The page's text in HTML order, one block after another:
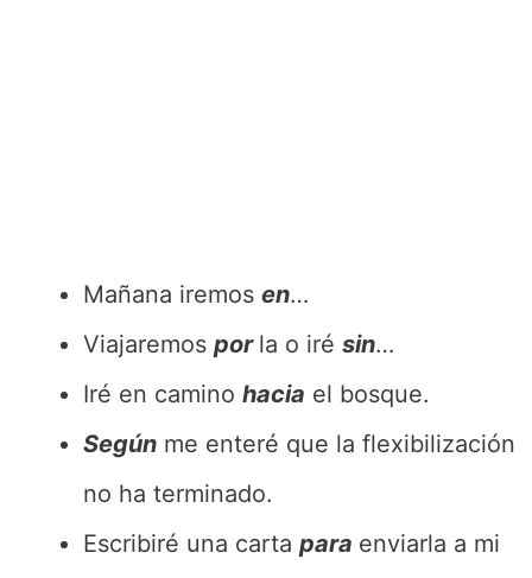
Mañana iremos en…
Viajaremos por la o iré sin…
Iré en camino hacia el bosque.
Según me enteré que la flexibilización
no ha terminado.
Escribiré una carta para enviarla a mi